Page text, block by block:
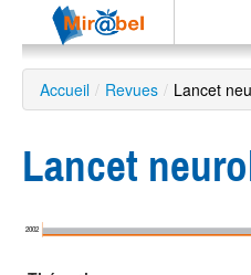
Le réseau
Soutien
Accueil / Revues / Lancet
Lancet
2002